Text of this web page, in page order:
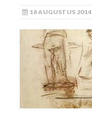
18 AUGUSTUS 2014